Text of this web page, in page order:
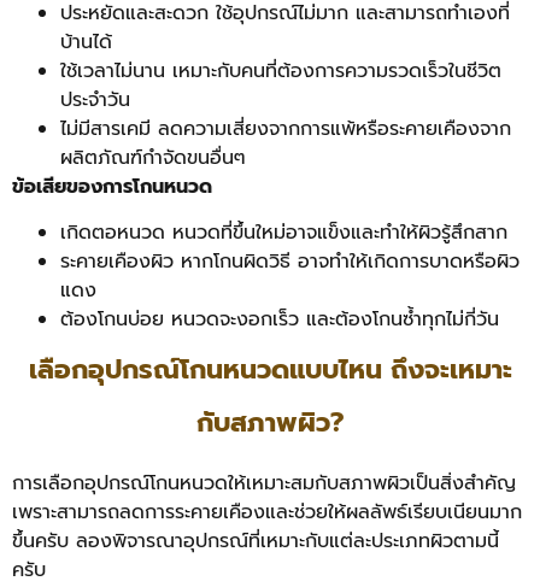
ประหยัดและสะดวก ใช้อุปกรณ์ไม่มาก และสามารถทำเองที่
บ้านได้
ใช้เวลาไม่นาน เหมาะกับคนที่ต้องการความรวดเร็วในชีวิต
ประจำวัน
ไม่มีสารเคมี ลดความเสี่ยงจากการแพ้หรือระคายเคืองจาก
ผลิตภัณฑ์กำจัดขนอื่นๆ
ข้อเสียของการโกนหนวด
เกิดตอหนวด หนวดที่ขึ้นใหม่อาจแข็งและทำให้ผิวรู้สึกสาก
ระคายเคืองผิว หากโกนผิดวิธี อาจทำให้เกิดการบาดหรือผิว
แดง
ต้องโกนบ่อย หนวดจะงอกเร็ว และต้องโกนซ้ำทุกไม่กี่วัน
เลือกอุปกรณ์โกนหนวดแบบไหน ถึงจะเหมาะ
กับสภาพผิว?
การเลือกอุปกรณ์โกนหนวดให้เหมาะสมกับสภาพผิวเป็นสิ่งสำคัญ
เพราะสามารถลดการระคายเคืองและช่วยให้ผลลัพธ์เรียบเนียนมาก
ขึ้นครับ ลองพิจารณาอุปกรณ์ที่เหมาะกับแต่ละประเภทผิวตามนี้
ครับ